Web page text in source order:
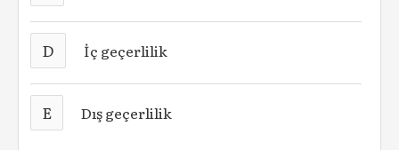
D İç geçerlilik
E Dış geçerlilik